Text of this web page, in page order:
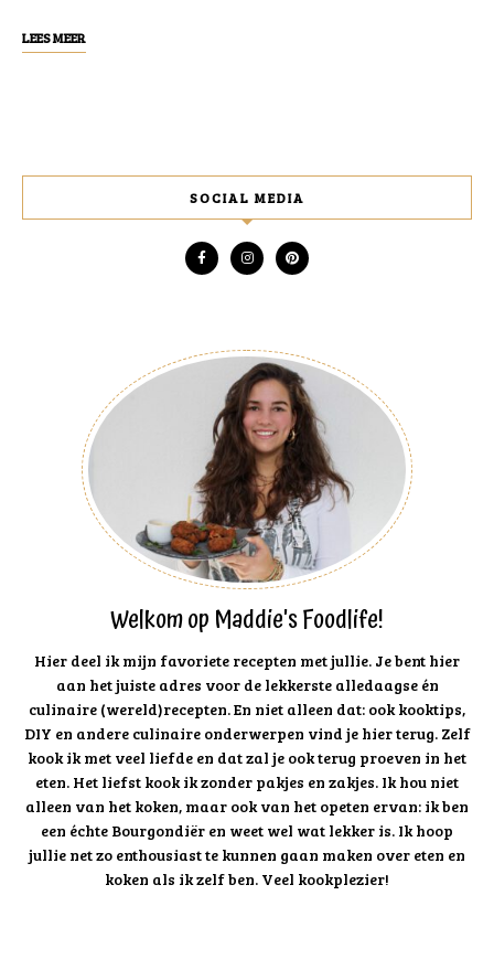
LEES MEER
SOCIAL MEDIA
Welkom op Maddie's Foodlife!
Hier deel ik mijn favoriete recepten met jullie. Je bent hier
aan het juiste adres voor de lekkerste alledaagse én
culinaire (wereld)recepten. En niet alleen dat: ook kooktips,
DIY en andere culinaire onderwerpen vind je hier terug. Zelf
kook ik met veel liefde en dat zal je ook terug proeven in het
eten. Het liefst kook ik zonder pakjes en zakjes. Ik hou niet
alleen van het koken, maar ook van het opeten ervan: ik ben
een échte Bourgondiër en weet wel wat lekker is. Ik hoop
jullie net zo enthousiast te kunnen gaan maken over eten en
koken als ik zelf ben. Veel kookplezier!